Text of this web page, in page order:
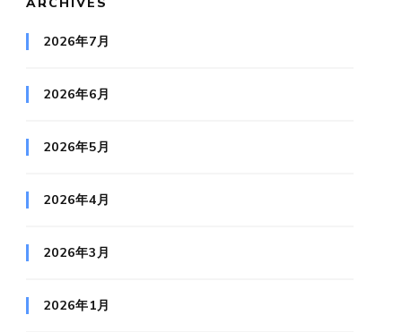
2026年7月
2026年6月
2026年5月
2026年4月
2026年3月
2026年1月